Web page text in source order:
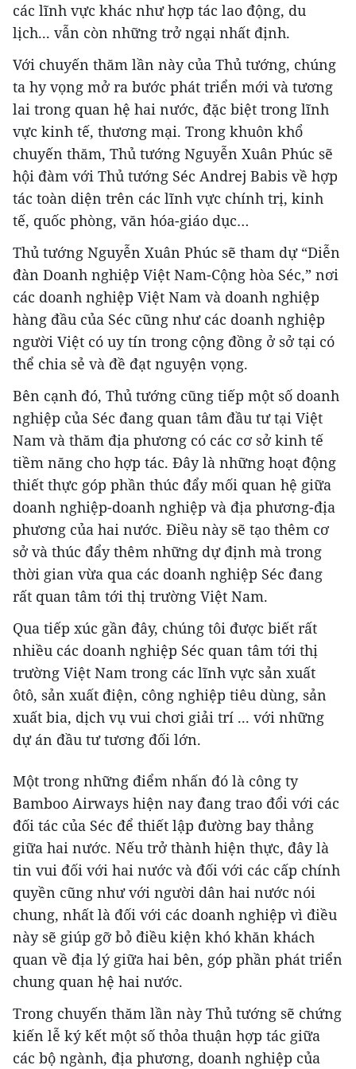
các lĩnh vực khác như hợp tác lao động, du
lịch... vẫn còn những trở ngại nhất định.
Với chuyến thăm lần này của Thủ tướng, chúng
ta hy vọng mở ra bước phát triển mới và tương
lai trong quan hệ hai nước, đặc biệt trong lĩnh
vực kinh tế, thương mại. Trong khuôn khổ
chuyến thăm, Thủ tướng Nguyễn Xuân Phúc sẽ
hội đàm với Thủ tướng Séc Andrej Babis về hợp
tác toàn diện trên các lĩnh vực chính trị, kinh
tế, quốc phòng, văn hóa-giáo dục…
Thủ tướng Nguyễn Xuân Phúc sẽ tham dự “Diễn
đàn Doanh nghiệp Việt Nam-Cộng hòa Séc,” nơi
các doanh nghiệp Việt Nam và doanh nghiệp
hàng đầu của Séc cũng như các doanh nghiệp
người Việt có uy tín trong cộng đồng ở sở tại có
thể chia sẻ và đề đạt nguyện vọng.
Bên cạnh đó, Thủ tướng cũng tiếp một số doanh
nghiệp của Séc đang quan tâm đầu tư tại Việt
Nam và thăm địa phương có các cơ sở kinh tế
tiềm năng cho hợp tác. Đây là những hoạt động
thiết thực góp phần thúc đẩy mối quan hệ giữa
doanh nghiệp-doanh nghiệp và địa phương-địa
phương của hai nước. Điều này sẽ tạo thêm cơ
sở và thúc đẩy thêm những dự định mà trong
thời gian vừa qua các doanh nghiệp Séc đang
rất quan tâm tới thị trường Việt Nam.
Qua tiếp xúc gần đây, chúng tôi được biết rất
nhiều các doanh nghiệp Séc quan tâm tới thị
trường Việt Nam trong các lĩnh vực sản xuất
ôtô, sản xuất điện, công nghiệp tiêu dùng, sản
xuất bia, dịch vụ vui chơi giải trí ... với những
dự án đầu tư tương đối lớn.
Một trong những điểm nhấn đó là công ty
Bamboo Airways hiện nay đang trao đổi với các
đối tác của Séc để thiết lập đường bay thẳng
giữa hai nước. Nếu trở thành hiện thực, đây là
tin vui đối với hai nước và đối với các cấp chính
quyền cũng như với người dân hai nước nói
chung, nhất là đối với các doanh nghiệp vì điều
này sẽ giúp gỡ bỏ điều kiện khó khăn khách
quan về địa lý giữa hai bên, góp phần phát triển
chung quan hệ hai nước.
Trong chuyến thăm lần này Thủ tướng sẽ chứng
kiến lễ ký kết một số thỏa thuận hợp tác giữa
các bộ ngành, địa phương, doanh nghiệp của